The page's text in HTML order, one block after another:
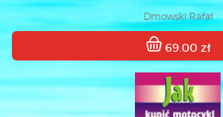
Dmowski Rafał
69.00 zł